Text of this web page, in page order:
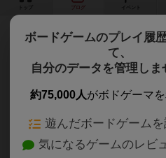
10月のスケジュール
ボードゲームのプレイ履
て、
自分のデータを管理しま
約75,000人がボドゲーマを
遊んだボードゲーム
気になるゲームのレビ